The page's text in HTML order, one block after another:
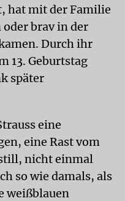
hat mit der Familie
oder brav in der
Durch ihr
13. Geburtstag
später
eine
eine Rast vom
nicht einmal
so wie damals, als
weißblauen